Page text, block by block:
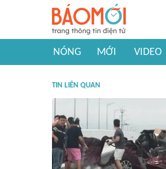
NÓNG MỚI VIDEO
TIN LIÊN QUAN